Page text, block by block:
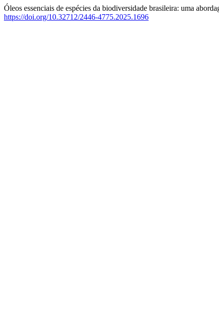
Óleos essenciais de espécies da biodiversidade brasileira: uma
https://doi.org/10.32712/2446-4775.2025.1696